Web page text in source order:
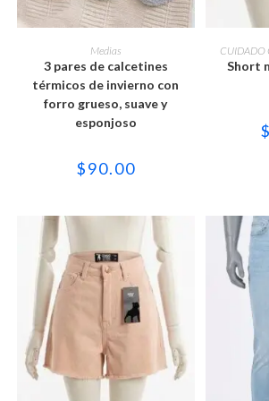
SELECCIONAR OPCIONES
Este
producto
tiene
múltiples
variantes.
opciones
se
pueden
la
Medias
3 pares de calcetines
térmicos de invierno con
forro grueso, suave y
esponjoso
$90.00
CUIDADO
Short
$